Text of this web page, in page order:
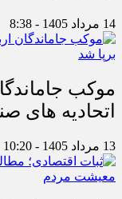
14 مرداد 1405 - 8:38
موکب
اتحادیه های
13 مرداد 1405 - 10:20